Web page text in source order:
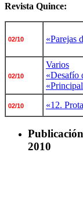
Revista Quince:
02/10 «Parejas
02/10
Varios
«Desafío
02/10 «12.
2010